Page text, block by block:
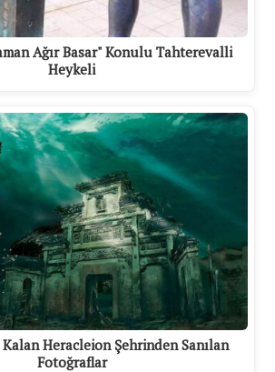
Ağır Basar" Konulu Tahterevalli
Heykeli
Heracleion Şehrinden Sanılan
Fotoğraflar